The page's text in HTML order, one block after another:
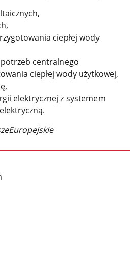
ciepłej wody
centralnego
ciepłej wody użytkowej,
elektrycznej z systemem